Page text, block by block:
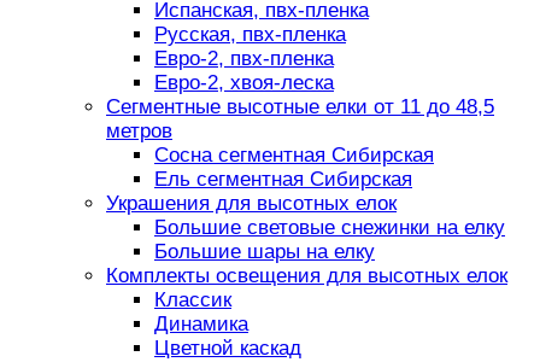
Испанская, пвх-пленка
Русская, пвх-пленка
Евро-2, пвх-пленка
Евро-2, хвоя-леска
Сегментные высотные елки от 11 до 48,5
метров
Сосна сегментная Сибирская
Ель сегментная Сибирская
Украшения для высотных елок
Большие световые снежинки на елку
Большие шары на елку
Комплекты освещения для высотных елок
Классик
Динамика
Цветной каскад